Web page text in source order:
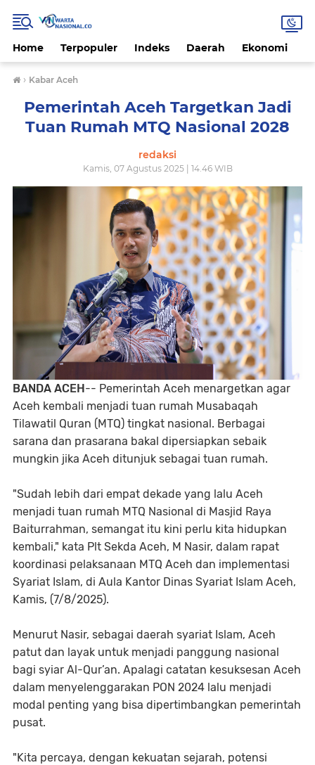
Home Terpopuler Indeks Daerah Ekonomi
› Kabar Aceh
Pemerintah Aceh Targetkan Jadi
Tuan Rumah MTQ Nasional 2028
redaksi
Kamis, 07 Agustus 2025 | 14.46 WIB
BANDA ACEH-- Pemerintah Aceh menargetkan agar
Aceh kembali menjadi tuan rumah Musabaqah
Tilawatil Quran (MTQ) tingkat nasional. Berbagai
sarana dan prasarana bakal dipersiapkan sebaik
mungkin jika Aceh ditunjuk sebagai tuan rumah.
"Sudah lebih dari empat dekade yang lalu Aceh
menjadi tuan rumah MTQ Nasional di Masjid Raya
Baiturrahman, semangat itu kini perlu kita hidupkan
kembali," kata Plt Sekda Aceh, M Nasir, dalam rapat
koordinasi pelaksanaan MTQ Aceh dan implementasi
Syariat Islam, di Aula Kantor Dinas Syariat Islam Aceh,
Kamis, (7/8/2025).
Menurut Nasir, sebagai daerah syariat Islam, Aceh
patut dan layak untuk menjadi panggung nasional
bagi syiar Al-Qur’an. Apalagi catatan kesuksesan Aceh
dalam menyelenggarakan PON 2024 lalu menjadi
modal penting yang bisa dipertimbangkan pemerintah
pusat.
"Kita percaya, dengan kekuatan sejarah, potensi